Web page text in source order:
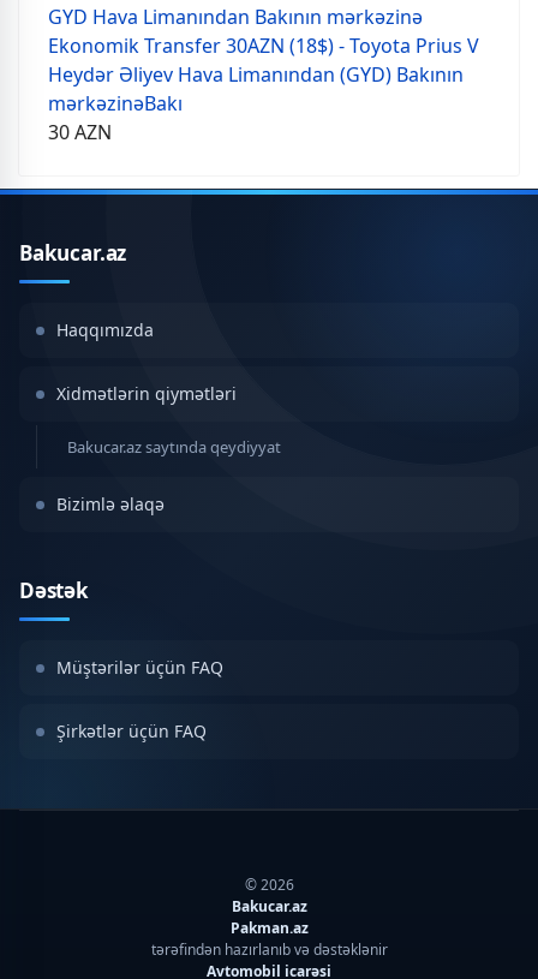
GYD Hava Limanından Bakının mərkəzinə
Ekonomik Transfer 30AZN (18$) - Toyota Prius V
Heydər Əliyev Hava Limanından (GYD) Bakının
mərkəzinəBakı
30AZN
Bakucar.az
Haqqımızda
Xidmətlərin qiymətləri
Bakucar.az saytında qeydiyyat
Bizimlə əlaqə
Dəstək
Müştərilər üçün FAQ
Şirkətlər üçün FAQ
© 2026
Bakucar.az
Pakman.az
tərəfindən hazırlanıb və dəstəklənir
Avtomobil icarəsi